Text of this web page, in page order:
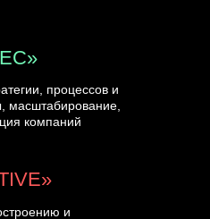
процессов и
масштабирование,
компаний
и